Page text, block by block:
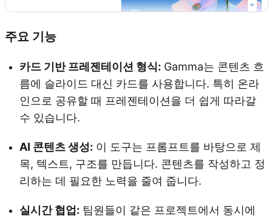
주요 기능
카드 기반 프레젠테이션 형식: Gamma는 콘텐츠 흐
름에 슬라이드 대신 카드를 사용합니다. 특히 온라
인으로 공유할 때 프레젠테이션을 더 쉽게 따라갈
수 있습니다.
AI 콘텐츠 생성: 이 도구는 프롬프트를 바탕으로 제
목, 텍스트, 구조를 만듭니다. 콘텐츠를 작성하고 정
리하는 데 필요한 노력을 줄여 줍니다.
실시간 협업: 팀원들이 같은 프로젝트에서 동시에